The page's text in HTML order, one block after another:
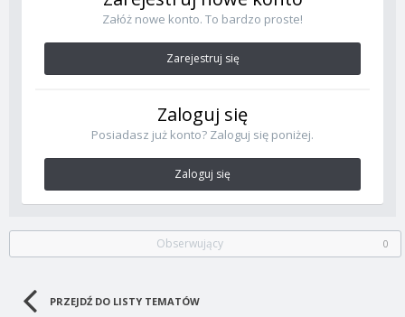
Załóż nowe konto. To bardzo proste!
Zarejestruj się
Zaloguj się
Posiadasz już konto? Zaloguj się poniżej.
Zaloguj się
Obserwujący 0
PRZEJDŹ DO LISTY TEMATÓW